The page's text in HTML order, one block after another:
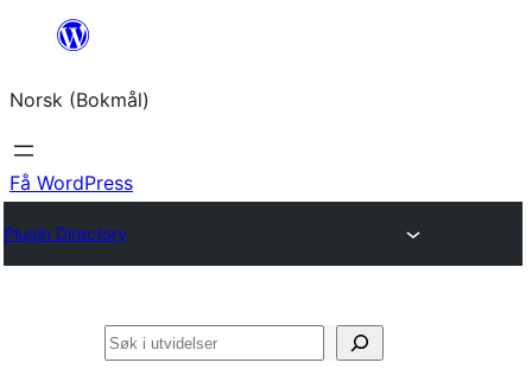
Hopp
innhold
Norsk (Bokmål)
Få WordPress
Plugin Directory
Søk